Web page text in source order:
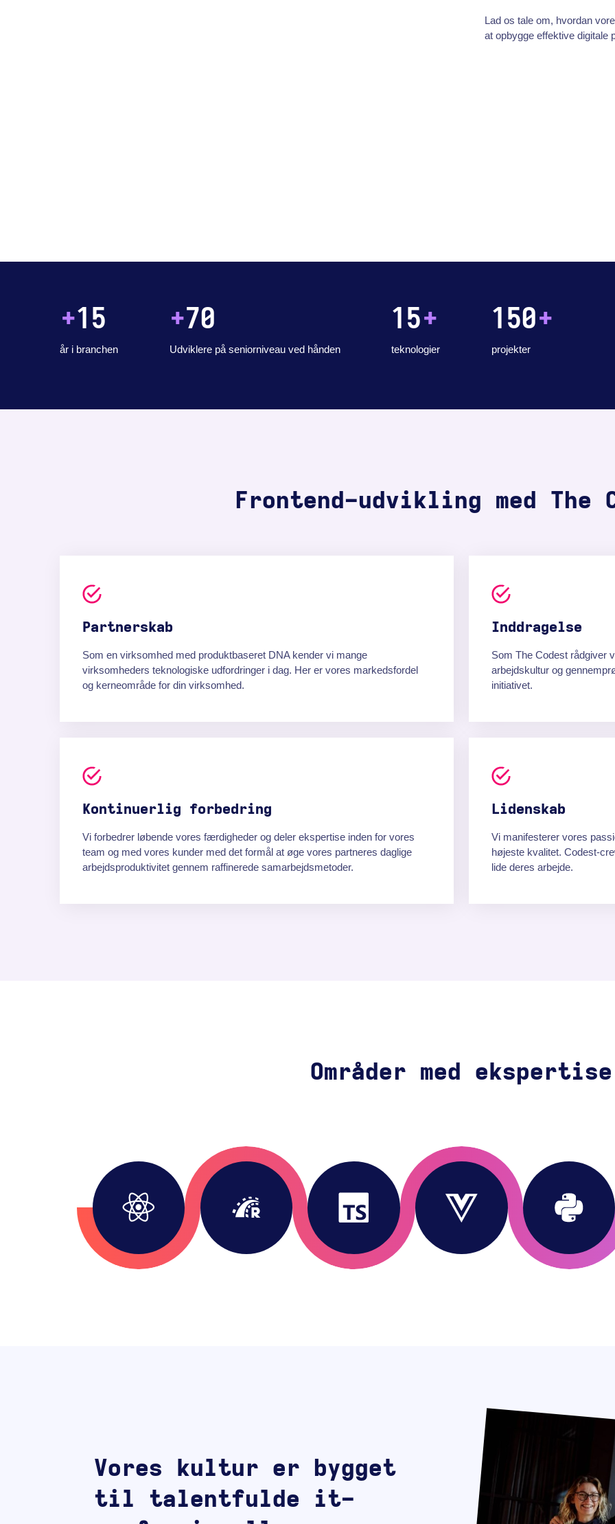
Lad os tale om, hvordan
at opbygge effektive digitale
+15
år i branchen
+70
Udviklere på seniorniveau ved hånden
15+
teknologier
150+
projekter
Frontend-udvikling med The
Partnerskab
Som en virksomhed med produktbaseret DNA kender vi mange
virksomheders teknologiske udfordringer i dag. Her er vores markedsfordel
og kerneområde for din virksomhed.
Inddragelse
Som The Codest rådgiver
arbejdskultur og
initiativet.
Kontinuerlig forbedring
Vi forbedrer løbende vores færdigheder og deler ekspertise inden for vores
team og med vores kunder med det formål at øge vores partneres daglige
arbejdsproduktivitet gennem raffinerede samarbejdsmetoder.
Lidenskab
Vi manifesterer vores
højeste kvalitet. Codest-
lide deres arbejde.
Områder med ekspertise
Vores kultur er bygget
til talentfulde it-